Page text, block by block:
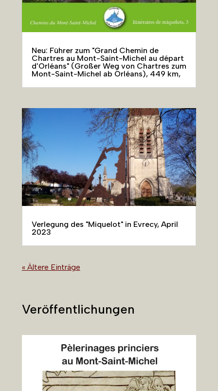
Neu: Führer zum "Grand Chemin de
Chartres au Mont-Saint-Michel au départ
d'Orléans" (Großer Weg von Chartres zum
Mont-Saint-Michel ab Orléans), 449 km,
Verlegung des "Miquelot" in Evrecy, April
2023
« Ältere Einträge
Veröffentlichungen